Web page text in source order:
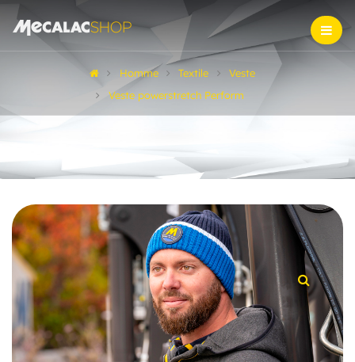
Homme Textile
Veste
Veste powerstretch Perform